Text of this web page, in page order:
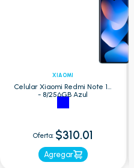
XIAOMI
Celular Xiaomi Redmi Note 15
- 8/256GB Azul
Oferta: $310.01
Agregar